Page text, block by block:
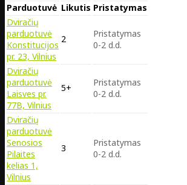
Parduotuvė Likutis Pristatymas
Dviračių
parduotuvė
Konstitucijos
pr. 23, Vilnius
2
Pristatymas
0-2 d.d.
Dviračių
parduotuvė
Laisves pr.
77B, Vilnius
5+
Pristatymas
0-2 d.d.
Dviračių
parduotuvė
Senosios
Pilaites
kelias 1,
Vilnius
3
Pristatymas
0-2 d.d.